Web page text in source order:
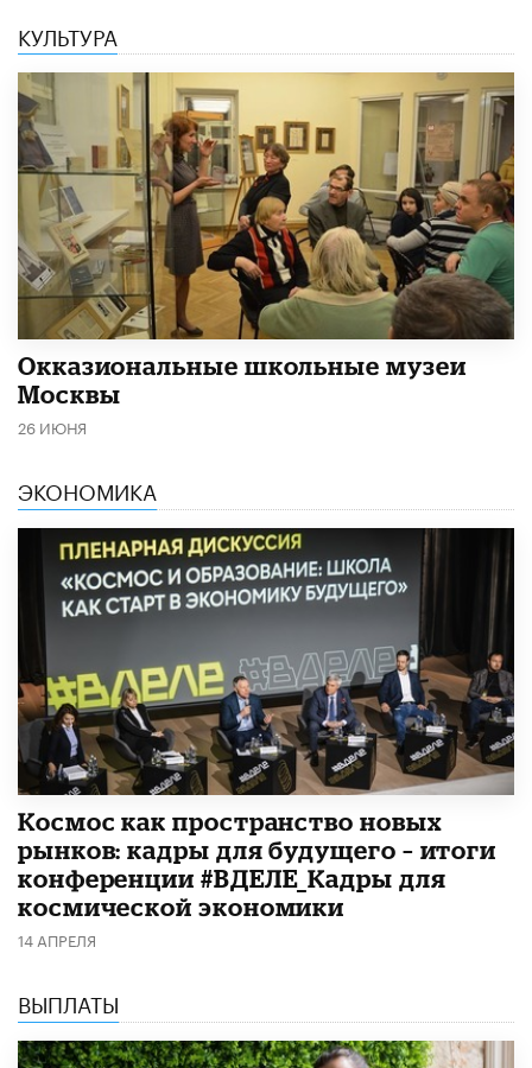
КУЛЬТУРА
​Окказиональные школьные музеи
Москвы
26 ИЮНЯ
ЭКОНОМИКА
Космос как пространство новых
рынков: кадры для будущего – итоги
конференции #ВДЕЛЕ_Кадры для
космической экономики
14 АПРЕЛЯ
ВЫПЛАТЫ